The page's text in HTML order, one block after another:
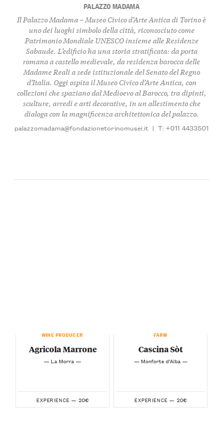
PALAZZO MADAMA
IlPalazzo Madama – Museo Civico d’Arte Antica di Torinoè
uno dei luoghi simbolo della città, riconosciuto come
Patrimonio Mondiale UNESCO insieme alle Residenze
Sabaude. L’edificio ha una storia stratificata: da porta
romana a castello medievale, da residenza barocca delle
Madame Reali a sede istituzionale del Senato del Regno
d’Italia. Oggi ospita ilMuseo Civico d’Arte Antica, con
collezioni che spaziano dal Medioevo al Barocco, tra dipinti,
sculture, arredi e arti decorative, in un allestimento che
dialoga con la magnificenza architettonica del palazzo.
palazzomadama@fondazionetorinomusei.it | T: +011 4433501
WINE PRODUCER
Agricola Marrone
— La Morra —
EXPERIENCE — 20€
FARM
Cascina Sòt
— Monforte d’Alba —
EXPERIENCE — 20€